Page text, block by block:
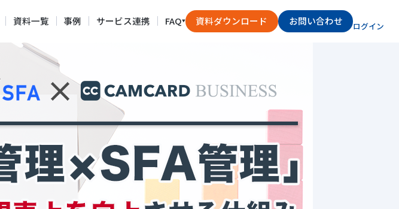
資料一覧 事例 サービス連携 FAQ 資料ダウンロード お問い合わせ ログイン